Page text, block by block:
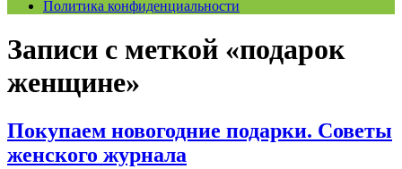
Политика конфиденциальности
Записи с меткой «подарок
женщине»
Покупаем новогодние подарки. Советы
женского журнала